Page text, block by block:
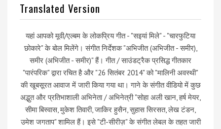
Translated Version
यहां आपको मूवी/एल्बम के लोकप्रिय गीत - "सइयां मिले" - "चारफुटिया
छोकारे" के बोल मिलेंगे। संगीत निर्देशक "अभिजीत (अभिजीत - समीर),
समीर (अभिजीत - समीर)" हैं। गीत / साउंडट्रैक प्रसिद्ध गीतकार
"पारंपरिक" द्वारा रचित है और "26 सितंबर 2014" को "मालिनी अवस्थी"
की खूबसूरत आवाज में जारी किया गया था। गाने के संगीत वीडियो में कुछ
अद्भुत और प्रतिभाशाली अभिनेता / अभिनेत्री "सोहा अली खान, हर्ष मेयर,
सीमा बिस्वास, मुकेश तिवारी, जाकिर हुसैन, सुहास सिरसत, लेख टंडन,
उमेश जगताप" शामिल हैं। इसे "टी-सीरीज़" के संगीत लेबल के तहत जारी